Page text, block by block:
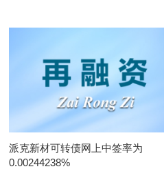
派克新材可转债网上中签率为
0.00244238%